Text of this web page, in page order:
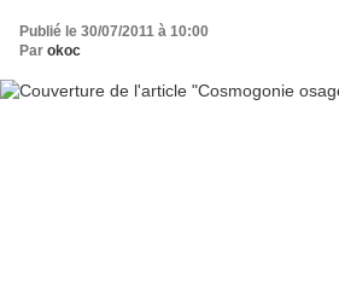
Publié le 30/07/2011 à 10:00
Par okoc